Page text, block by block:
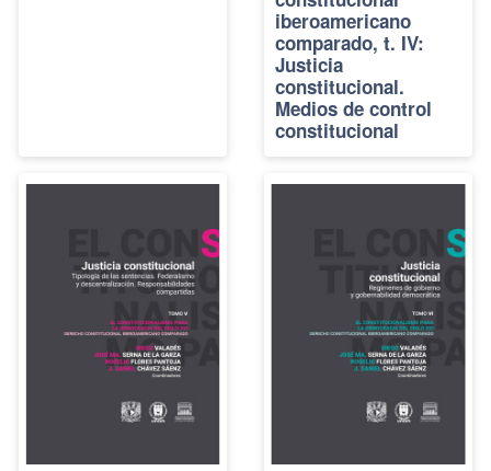
iberoamericano
comparado, t. IV:
Justicia
constitucional.
Medios de control
constitucional